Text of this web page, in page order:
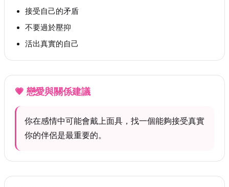
接受自己的矛盾
不要過於壓抑
活出真實的自己
💗 戀愛與關係建議
你在感情中可能會戴上面具，找一個能夠接受真實
你的伴侶是最重要的。